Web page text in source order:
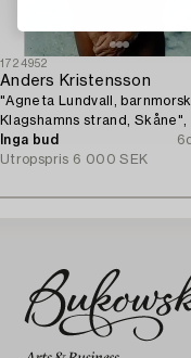
1724952
Anders Kristensson
"Agneta Lundvall,
Klagshamns strand, Skåne",
Inga bud
Utropspris 6 000 SEK